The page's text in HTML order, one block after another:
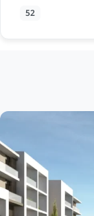
52